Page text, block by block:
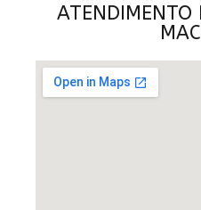
ATENDIMENTO